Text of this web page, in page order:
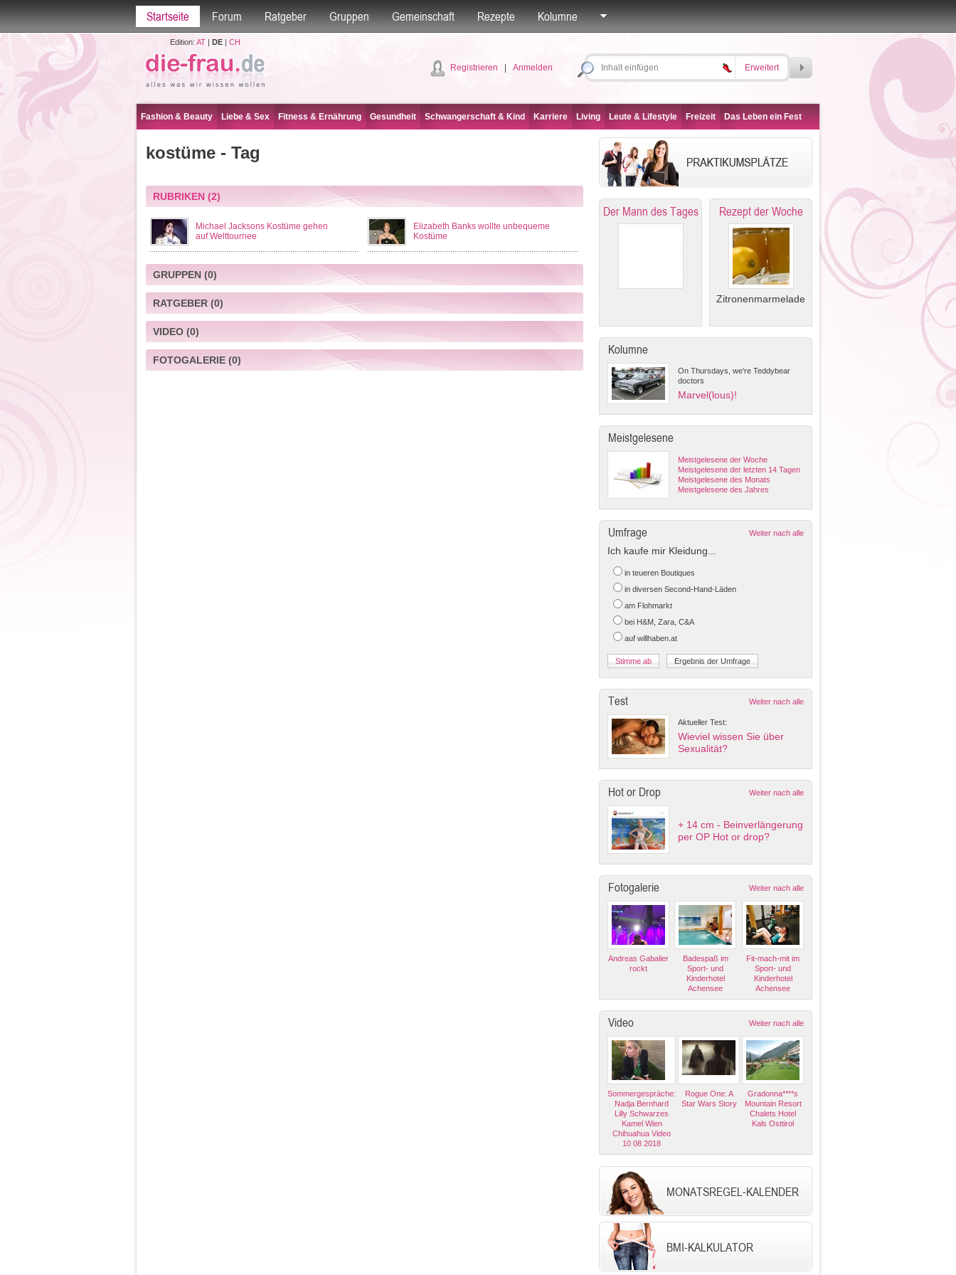
Startseite Forum Ratgeber Gruppen Gemeinschaft Rezepte Kolumne
Edition: AT| DE| CH
Registrieren Anmelden Erweitert
Fashion & Beauty Liebe & Sex Fitness & Ernährung Gesundheit Schwangerschaft & Kind Karriere Living Leute & Lifestyle Freizeit Das Leben ein Fest
kostüme - Tag
RUBRIKEN(2)
Michael Jacksons Kostüme gehen
auf Welttournee
Elizabeth Banks wollte unbequeme
Kostüme
GRUPPEN(0)
RATGEBER(0)
VIDEO(0)
FOTOGALERIE(0)
Der Mann des Tages Rezept der Woche
Zitronenmarmelade
Kolumne
On Thursdays, we're Teddybear
doctors
Marvel(lous)!
Meistgelesene
Meistgelesene der Woche
Meistgelesene der letzten 14 Tagen
Meistgelesene des Monats
Meistgelesene des Jahres
Umfrage Weiter nach alle
Ich kaufe mir Kleidung...
in teueren Boutiques
in diversen Second-Hand-Läden
am Flohmarkt
bei H&M, Zara, C&A
auf willhaben.at
Test Weiter nach alle
Aktueller Test:
Wieviel wissen Sie über
Sexualität?
Hot or Drop Weiter nach alle
+ 14 cm - Beinverlängerung
per OP Hot or drop?
Fotogalerie Weiter nach alle
Andreas Gabalier
rockt
Badespaß im
Sport- und
Kinderhotel
Achensee
Fit-mach-mit im
Sport- und
Kinderhotel
Achensee
Video Weiter nach alle
Sommergespräche:
Nadja Bernhard
Lilly Schwarzes
Kamel Wien
Chihuahua Video
10 08 2018
Rogue One: A
Star Wars Story
Gradonna****s
Mountain Resort
Chalets Hotel
Kals Osttirol
MONATSREGEL-KALENDER
BMI-KALKULATOR